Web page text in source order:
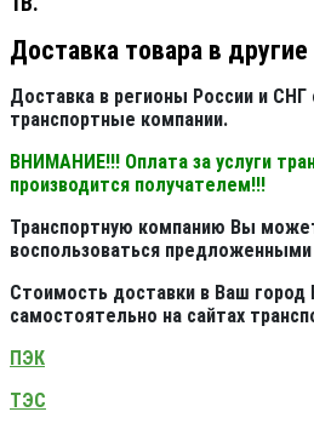
Доставка товара в
Доставка в регионы России и
транспортные компании.
ВНИМАНИЕ!!! Оплата за услуги
производится получателем!!!
Транспортную компанию Вы
воспользоваться
Стоимость доставки в Ваш
самостоятельно на сайтах
ПЭК
ТЭС